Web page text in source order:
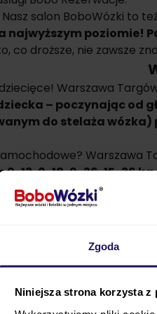
Zgoda
Niniejsza strona korzysta z
salon BoboWózki to
najwyższym poziomie!
co droższe, nie zawsze
Warszawa
– poczynając od
do stelaża wózka)
Warszawa
13, 0-18, 9-36, 15-36
z zaczepami, ze